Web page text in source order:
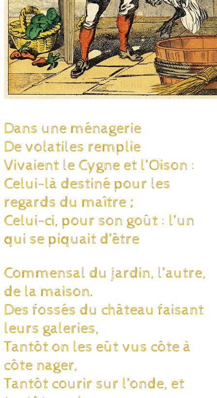
Dans une ménagerie
De volatiles remplie
Vivaient le Cygne et l’Oison :
Celui-là destiné pour les
regards du maître ;
Celui-ci, pour son goût : l’un
qui se piquait d’être
Commensal du jardin, l’autre,
de la maison.
Des fossés du château faisant
leurs galeries,
Tantôt on les eût vus côte à
côte nager,
Tantôt courir sur l’onde, et